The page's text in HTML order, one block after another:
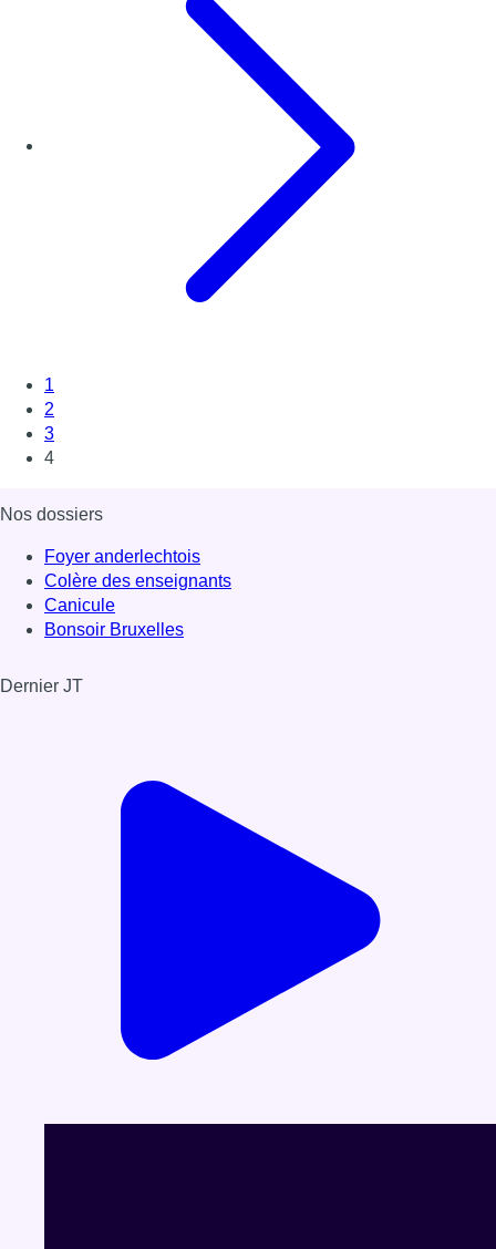
1
2
3
4
Nos dossiers
Foyer anderlechtois
Colère des enseignants
Canicule
Bonsoir Bruxelles
Dernier JT